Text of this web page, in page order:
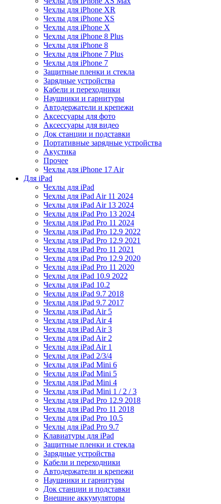
Чехлы для iPhone XR
Чехлы для iPhone XS
Чехлы для iPhone X
Чехлы для iPhone 8 Plus
Чехлы для iPhone 8
Чехлы для iPhone 7 Plus
Чехлы для iPhone 7
Защитные пленки и стекла
Зарядные устройства
Кабели и переходники
Наушники и гарнитуры
Автодержатели и крепежи
Аксессуары для фото
Аксессуары для видео
Док станции и подставки
Портативные зарядные устройства
Акустика
Прочее
Чехлы для iPhone 17 Air
Для iPad
Чехлы для iPad
Чехлы для iPad Air 11 2024
Чехлы для iPad Air 13 2024
Чехлы для iPad Pro 13 2024
Чехлы для iPad Pro 11 2024
Чехлы для iPad Pro 12.9 2022
Чехлы для iPad Pro 12.9 2021
Чехлы для iPad Pro 11 2021
Чехлы для iPad Pro 12.9 2020
Чехлы для iPad Pro 11 2020
Чехлы для iPad 10.9 2022
Чехлы для iPad 10.2
Чехлы для iPad 9.7 2018
Чехлы для iPad 9.7 2017
Чехлы для iPad Air 5
Чехлы для iPad Air 4
Чехлы для iPad Air 3
Чехлы для iPad Air 2
Чехлы для iPad Air 1
Чехлы для iPad 2/3/4
Чехлы для iPad Mini 6
Чехлы для iPad Mini 5
Чехлы для iPad Mini 4
Чехлы для iPad Mini 1 / 2 / 3
Чехлы для iPad Pro 12.9 2018
Чехлы для iPad Pro 11 2018
Чехлы для iPad Pro 10.5
Чехлы для iPad Pro 9.7
Клавиатуры для iPad
Защитные пленки и стекла
Зарядные устройства
Кабели и переходники
Автодержатели и крепежи
Наушники и гарнитуры
Док станции и подставки
Внешние аккумуляторы